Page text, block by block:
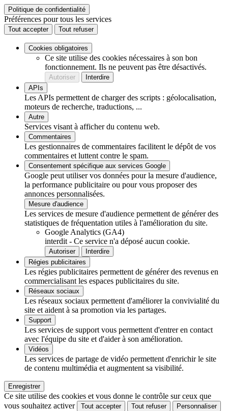
Politique de confidentialité
Préférences pour tous les services
Tout accepter Tout refuser
Cookies obligatoires
Ce site utilise des cookies nécessaires à son bon
fonctionnement. Ils ne peuvent pas être désactivés.
Autoriser
Interdire
APIs
Les APIs permettent de charger des scripts : géolocalisation,
moteurs de recherche, traductions, ...
Autre
Services visant à afficher du contenu web.
Commentaires
Les gestionnaires de commentaires facilitent le dépôt de vos
commentaires et luttent contre le spam.
Consentement spécifique aux services Google
Google peut utiliser vos données pour la mesure d'audience,
la performance publicitaire ou pour vous proposer des
annonces personnalisées.
Mesure d'audience
Les services de mesure d'audience permettent de générer des
statistiques de fréquentation utiles à l'amélioration du site.
Google Analytics (GA4)
interdit - Ce service n'a déposé aucun cookie.
Autoriser
Interdire
Régies publicitaires
Les régies publicitaires permettent de générer des revenus en
commercialisant les espaces publicitaires du site.
Réseaux sociaux
Les réseaux sociaux permettent d'améliorer la convivialité du
site et aident à sa promotion via les partages.
Support
Les services de support vous permettent d'entrer en contact
avec l'équipe du site et d'aider à son amélioration.
Vidéos
Les services de partage de vidéo permettent d'enrichir le site
de contenu multimédia et augmentent sa visibilité.
Enregistrer
Ce site utilise des cookies et vous donne le contrôle sur ceux que
vous souhaitez activer
Tout accepter Tout refuser Personnaliser